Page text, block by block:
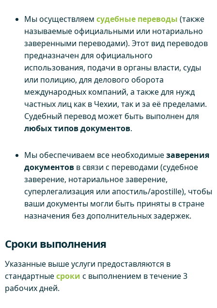
Мы осуществляем судебные переводы (также
называемые официальными или нотариально
заверенными переводами). Этот вид переводов
предназначен для официального
использования, подачи в органы власти, суды
или полицию, для делового оборота
международных компаний, а также для нужд
частных лиц как в Чехии, так и за её пределами.
Судебный перевод может быть выполнен для
любых типов документов.
Мы обеспечиваем все необходимыезаверения
документов в связи с переводами (судебное
заверение, нотариальное заверение,
суперлегализация или апостиль/apostille), чтобы
ваши документы могли быть приняты в стране
назначения без дополнительных задержек.
Сроки выполнения
Указанные выше услуги предоставляются в
стандартныесроки с выполнением в течение 3
рабочих дней.